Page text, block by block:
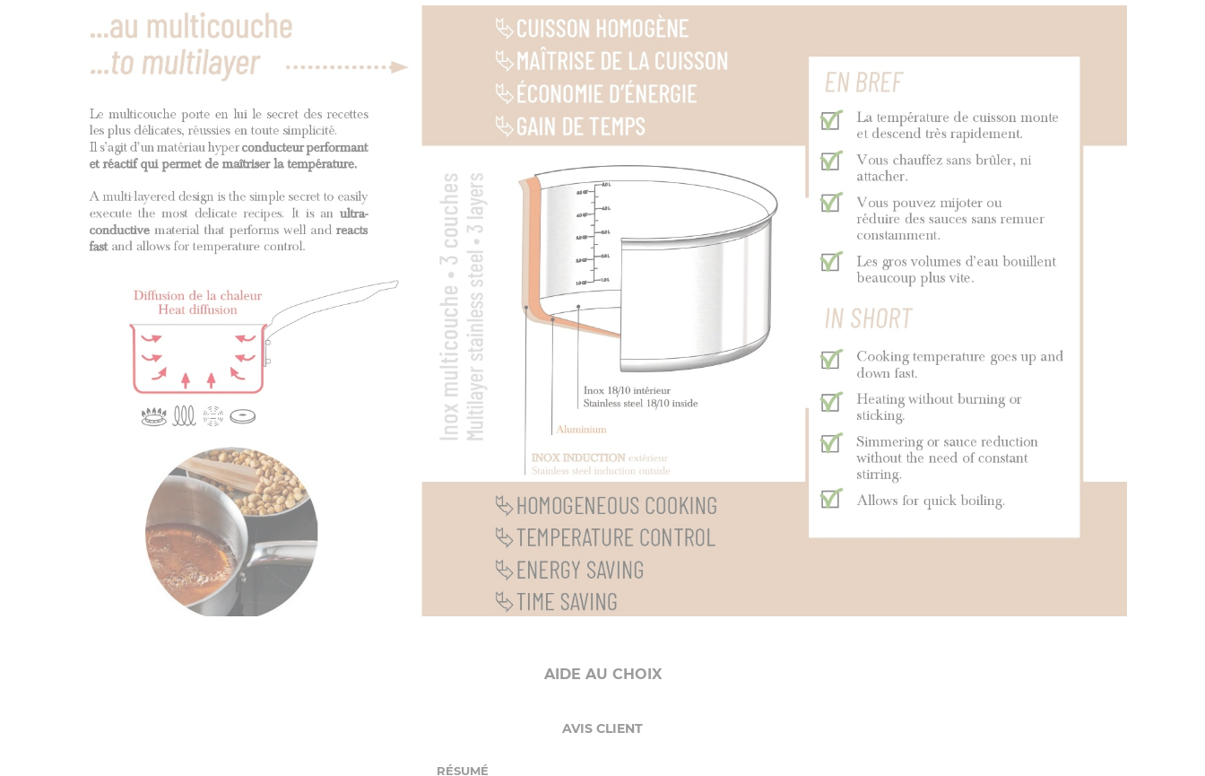
AIDE AU CHOIX
AVIS CLIENT
RÉSUMÉ